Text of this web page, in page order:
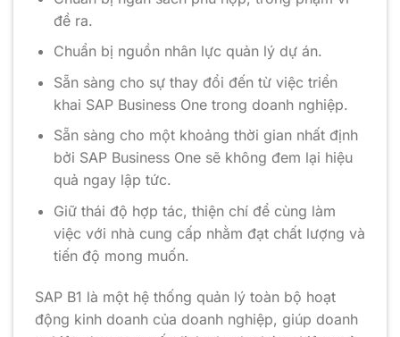
đề ra.
Chuẩn bị nguồn nhân lực quản lý dự án.
Sẵn sàng cho sự thay đổi đến từ việc triển
khai SAP Business One trong doanh nghiệp.
Sẵn sàng cho một khoảng thời gian nhất định
bởi SAP Business One sẽ không đem lại hiệu
quả ngay lập tức.
Giữ thái độ hợp tác, thiện chí để cùng làm
việc với nhà cung cấp nhằm đạt chất lượng và
tiến độ mong muốn.
SAP B1 là một hệ thống quản lý toàn bộ hoạt
động kinh doanh của doanh nghiệp, giúp doanh